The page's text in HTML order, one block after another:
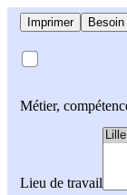
Imprimer
Métier,
Lieu de travail